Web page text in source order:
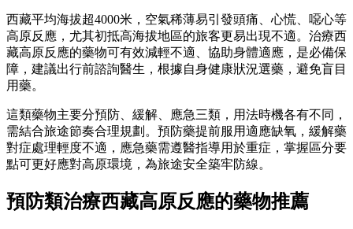
西藏平均海拔超4000米，空氣稀薄易引發頭痛、心慌、噁心等
高原反應，尤其初抵高海拔地區的旅客更易出現不適。治療西
藏高原反應的藥物可有效減輕不適、協助身體適應，是必備保
障，建議出行前諮詢醫生，根據自身健康狀況選藥，避免盲目
用藥。
這類藥物主要分預防、緩解、應急三類，用法時機各有不同，
需結合旅途節奏合理規劃。預防藥提前服用適應缺氧，緩解藥
對症處理輕度不適，應急藥需遵醫指導用於重症，掌握區分要
點可更好應對高原環境，為旅途安全築牢防線。
預防類治療西藏高原反應的藥物推薦